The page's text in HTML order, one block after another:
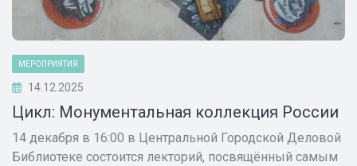
МЕРОПРИЯТИЯ
14.12.2025
Цикл: Монументальная коллекция России
14 декабря в 16:00 в Центральной Городской Деловой
Библиотеке состоится лекторий, посвящённый самым